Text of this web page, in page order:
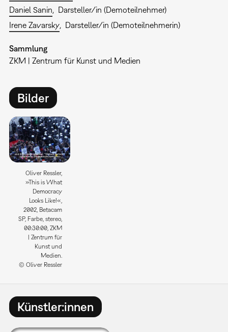
Daniel Sanin
Darsteller/in (Demoteilnehmer)
Irene Zavarsky
Darsteller/in (Demoteilnehmerin)
Sammlung
ZKM | Zentrum für Kunst und Medien
Bilder
Oliver Ressler,
»This is What
Democracy
Looks Like!«,
2002, Betacam
SP, Farbe, stereo,
00:30:00, ZKM
| Zentrum für
Kunst und
Medien.
© Oliver Ressler
Künstler:innen